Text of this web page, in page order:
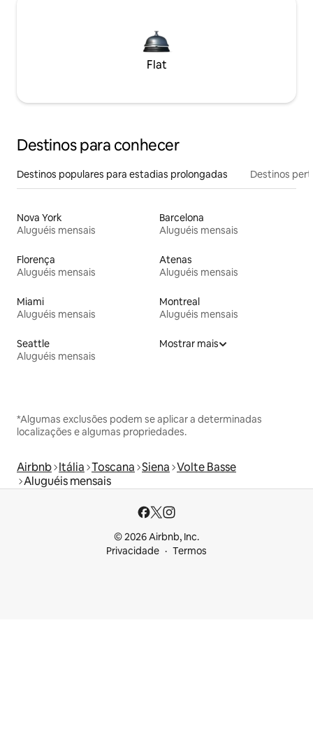
Flat
Destinos para conhecer
Destinos populares para estadias prolongadas Destinos
Nova York
Aluguéis mensais
Barcelona
Aluguéis mensais
Florença
Aluguéis mensais
Atenas
Aluguéis mensais
Miami
Aluguéis mensais
Montreal
Aluguéis mensais
Seattle
Aluguéis mensais
Mostrar mais
*Algumas exclusões podem se aplicar a determinadas
localizações e algumas propriedades.
Airbnb Itália Toscana Siena Volte Basse
Aluguéis mensais
© 2026 Airbnb, Inc.
Privacidade
Termos